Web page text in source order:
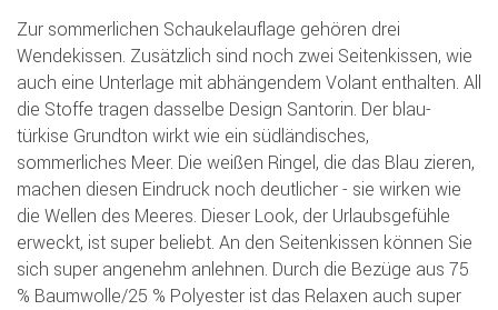
Zur sommerlichen Schaukelauflage gehören drei
Wendekissen. Zusätzlich sind noch zwei Seitenkissen, wie
auch eine Unterlage mit abhängendem Volant enthalten. All
die Stoffe tragen dasselbe Design Santorin. Der blau-
türkise Grundton wirkt wie ein südländisches,
sommerliches Meer. Die weißen Ringel, die das Blau zieren,
machen diesen Eindruck noch deutlicher - sie wirken wie
die Wellen des Meeres. Dieser Look, der Urlaubsgefühle
erweckt, ist super beliebt. An den Seitenkissen können Sie
sich super angenehm anlehnen. Durch die Bezüge aus 75
% Baumwolle/25 % Polyester ist das Relaxen auch super